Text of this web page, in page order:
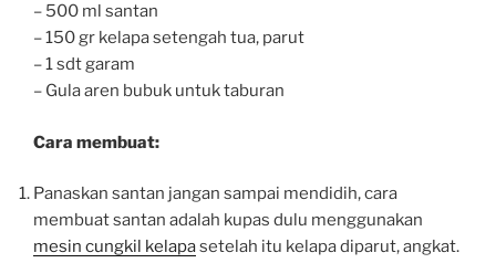
– 500 ml santan
– 150 gr kelapa setengah tua, parut
– 1 sdt garam
– Gula aren bubuk untuk taburan
Cara membuat:
Panaskan santan jangan sampai mendidih, cara
membuat santan adalah kupas dulu menggunakan
mesin cungkil kelapasetelah itu kelapa diparut, angkat.